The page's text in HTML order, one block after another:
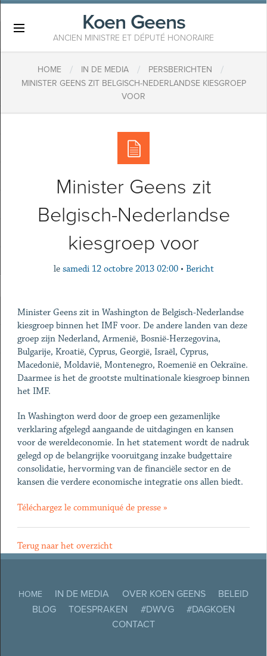
Koen Geens
ANCIEN MINISTRE ET DÉPUTÉ HONORAIRE
HOME / IN DE MEDIA / PERSBERICHTEN /
MINISTER GEENS ZIT BELGISCH-NEDERLANDSE KIESGROEP
VOOR
Minister Geens zit
Belgisch-Nederlandse
kiesgroep voor
le samedi 12 octobre 2013 02:00 • Bericht
Minister Geens zit in Washington de Belgisch-Nederlandse
kiesgroep binnen het IMF voor. De andere landen van deze
groep zijn Nederland, Armenië, Bosnië-Herzegovina,
Bulgarije, Kroatië, Cyprus, Georgië, Israël, Cyprus,
Macedonië, Moldavië, Montenegro, Roemenië en Oekraïne.
Daarmee is het de grootste multinationale kiesgroep binnen
het IMF.
In Washington werd door de groep een gezamenlijke
verklaring afgelegd aangaande de uitdagingen en kansen
voor de wereldeconomie. In het statement wordt de nadruk
gelegd op de belangrijke vooruitgang inzake budgettaire
consolidatie, hervorming van de financiële sector en de
kansen die verdere economische integratie ons allen biedt.
Téléchargez le communiqué de presse »
Terug naar het overzicht
HOME IN DE MEDIA OVER KOEN GEENS
BELEID
BLOG
TOESPRAKEN #DWVG
#DAGKOEN
CONTACT